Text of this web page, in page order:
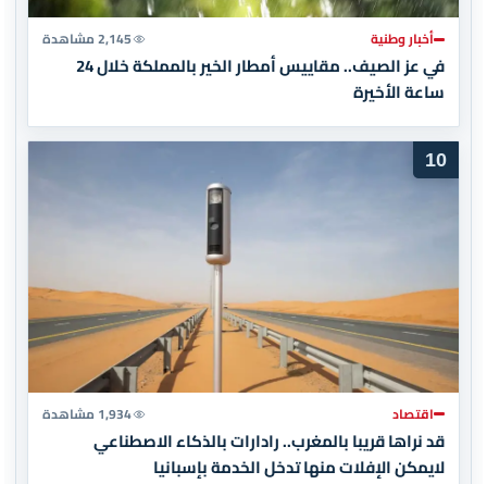
أخبار وطنية 2,145 مشاهدة
في عز الصيف.. مقاييس أمطار الخير بالمملكة خلال 24
ساعة الأخيرة
10
اقتصاد 1,934 مشاهدة
قد نراها قريبا بالمغرب.. رادارات بالذكاء الاصطناعي
لايمكن الإفلات منها تدخل الخدمة بإسبانيا